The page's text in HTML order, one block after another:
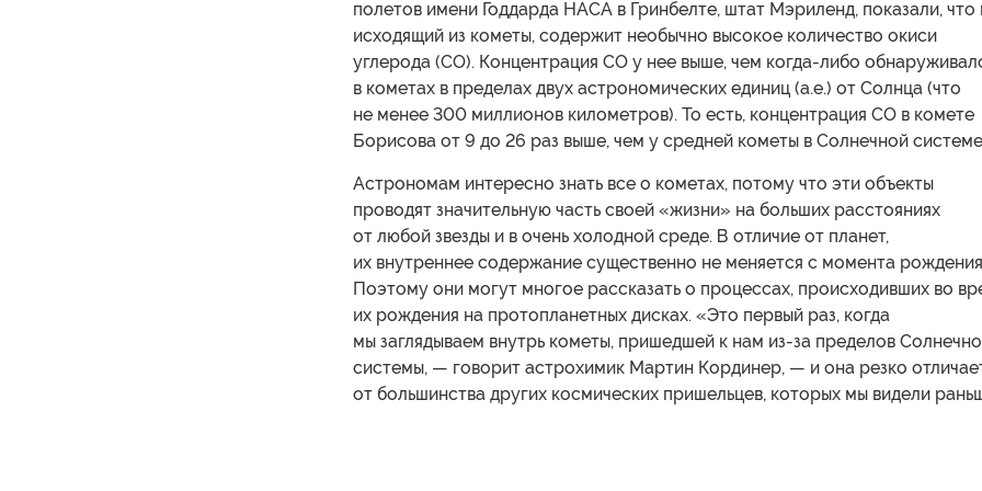
полетов имени Годдарда НАСА в Гринбелте, штат Мэриленд, показали, что
исходящий из кометы, содержит необычно высокое количество окиси
углерода (СО). Концентрация СО у нее выше, чем когда-либо
в кометах в пределах двух астрономических единиц (а.е.) от Солнца (что
не менее 300 миллионов километров). То есть, концентрация СО в комете
Борисова от 9 до 26 раз выше, чем у средней кометы в Солнечной
Астрономам интересно знать все о кометах, потому что эти объекты
проводят значительную часть своей «жизни» на больших расстояниях
от любой звезды и в очень холодной среде. В отличие от планет,
их внутреннее содержание существенно не меняется с момента
Поэтому они могут многое рассказать о процессах, происходивших во
их рождения на протопланетных дисках. «Это первый раз, когда
мы заглядываем внутрь кометы, пришедшей к нам из-за пределов
системы, — говорит астрохимик Мартин Кординер, — и она резко
от большинства других космических пришельцев, которых мы видели